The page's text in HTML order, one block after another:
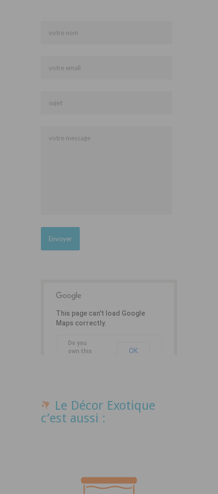
This page can't load Google
Maps correctly.
Do you
own this
OK
Le Décor Exotique
c’est aussi :